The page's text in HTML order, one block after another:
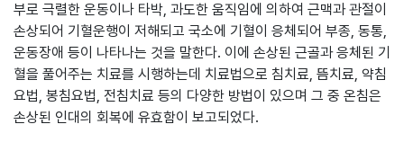
부로 극렬한 운동이나 타박, 과도한 움직임에 의하여 근맥과 관절이
손상되어 기혈운행이 저해되고 국소에 기혈이 응체되어 부종, 동통,
운동장애 등이 나타나는 것을 말한다. 이에 손상된 근골과 응체된 기
혈을 풀어주는 치료를 시행하는데 치료법으로 침치료, 뜸치료, 약침
요법, 봉침요법, 전침치료 등의 다양한 방법이 있으며 그 중 온침은
손상된 인대의 회복에 유효함이 보고되었다.